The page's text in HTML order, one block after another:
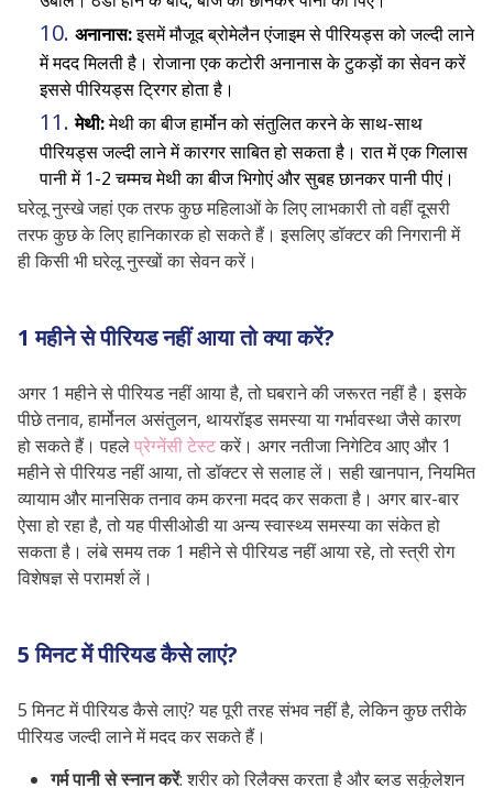
अनानास:इसमें मौजूद ब्रोमेलैन एंजाइम से पीरियड्स को जल्दी लाने
में मदद मिलती है। रोजाना एक कटोरी अनानास के टुकड़ों का सेवन करें
इससे पीरियड्स ट्रिगर होता है।
मेथी:मेथी का बीज हार्मोन को संतुलित करने के साथ-साथ
पीरियड्स जल्दी लाने में कारगर साबित हो सकता है। रात में एक गिलास
पानी में 1-2 चम्मच मेथी का बीज भिगोएं और सुबह छानकर पानी पीएं।
घरेलू नुस्खे जहां एक तरफ कुछ महिलाओं के लिए लाभकारी तो वहीं दूसरी
तरफ कुछ के लिए हानिकारक हो सकते हैं। इसलिए डॉक्टर की निगरानी में
ही किसी भी घरेलू नुस्खों का सेवन करें।
1 महीने से पीरियड नहीं आया तो क्या करें?
अगर 1 महीने से पीरियड नहीं आया है, तो घबराने की जरूरत नहीं है। इसके
पीछे तनाव, हार्मोनल असंतुलन, थायरॉइड समस्या या गर्भावस्था जैसे कारण
हो सकते हैं। पहलेप्रेग्नेंसी टेस्टकरें। अगर नतीजा निगेटिव आए और 1
महीने से पीरियड नहीं आया, तो डॉक्टर से सलाह लें। सही खानपान, नियमित
व्यायाम और मानसिक तनाव कम करना मदद कर सकता है। अगर बार-बार
ऐसा हो रहा है, तो यह पीसीओडी या अन्य स्वास्थ्य समस्या का संकेत हो
सकता है। लंबे समय तक 1 महीने से पीरियड नहीं आया रहे, तो स्त्री रोग
विशेषज्ञ से परामर्श लें।
5 मिनट में पीरियड कैसे लाएं?
5 मिनट में पीरियड कैसे लाएं? यह पूरी तरह संभव नहीं है, लेकिन कुछ तरीके
पीरियड जल्दी लाने में मदद कर सकते हैं।
गर्म पानी से स्नान करें: शरीर को रिलैक्स करता है और ब्लड सर्कुलेशन